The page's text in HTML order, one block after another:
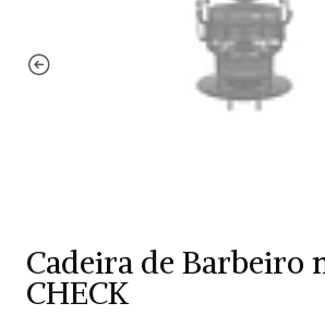
Cadeira de Barbeiro
CHECK